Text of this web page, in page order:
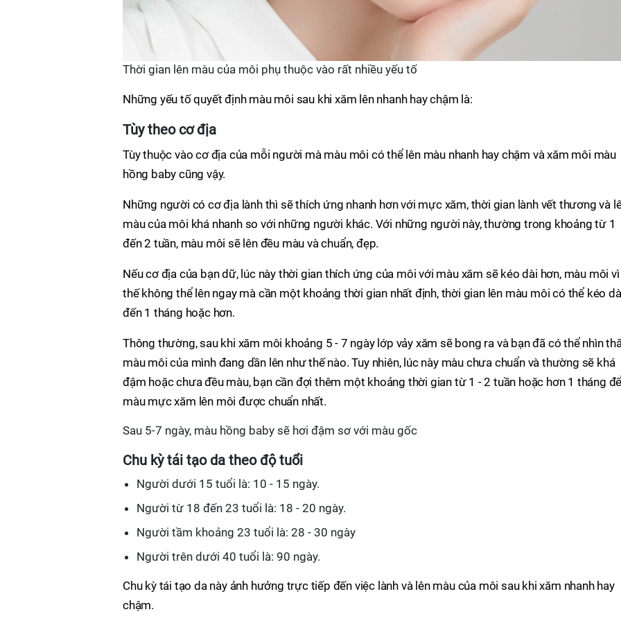
Thời gian lên màu của môi phụ thuộc vào rất nhiều yếu tố
Những yếu tố quyết định màu môi sau khi xăm lên nhanh hay chậm là:
Tùy theo cơ địa
Tùy thuộc vào cơ địa của mỗi người mà màu môi có thể lên màu nhanh hay chậm và xăm môi màu
hồng baby cũng vậy.
Những người có cơ địa lành thì sẽ thích ứng nhanh hơn với mực xăm, thời gian lành vết thương và
màu của môi khá nhanh so với những người khác. Với những người này, thường trong khoảng từ 1
đến 2 tuần, màu môi sẽ lên đều màu và chuẩn, đẹp.
Nếu cơ địa của bạn dữ, lúc này thời gian thích ứng của môi với màu xăm sẽ kéo dài hơn, màu môi vì
thế không thể lên ngay mà cần một khoảng thời gian nhất định, thời gian lên màu môi có thể kéo
đến 1 tháng hoặc hơn.
Thông thường, sau khi xăm môi khoảng 5 - 7 ngày lớp vảy xăm sẽ bong ra và bạn đã có thể nhìn
màu môi của mình đang dần lên như thế nào. Tuy nhiên, lúc này màu chưa chuẩn và thường sẽ khá
đậm hoặc chưa đều màu, bạn cần đợi thêm một khoảng thời gian từ 1 - 2 tuần hoặc hơn 1 tháng
màu mực xăm lên môi được chuẩn nhất.
Sau 5-7 ngày, màu hồng baby sẽ hơi đậm sơ với màu gốc
Chu kỳ tái tạo da theo độ tuổi
Người dưới 15 tuổi là: 10 - 15 ngày.
Người từ 18 đến 23 tuổi là: 18 - 20 ngày.
Người tầm khoảng 23 tuổi là: 28 - 30 ngày
Người trên dưới 40 tuổi là: 90 ngày.
Chu kỳ tái tạo da này ảnh hưởng trực tiếp đến việc lành và lên màu của môi sau khi xăm nhanh hay
chậm.